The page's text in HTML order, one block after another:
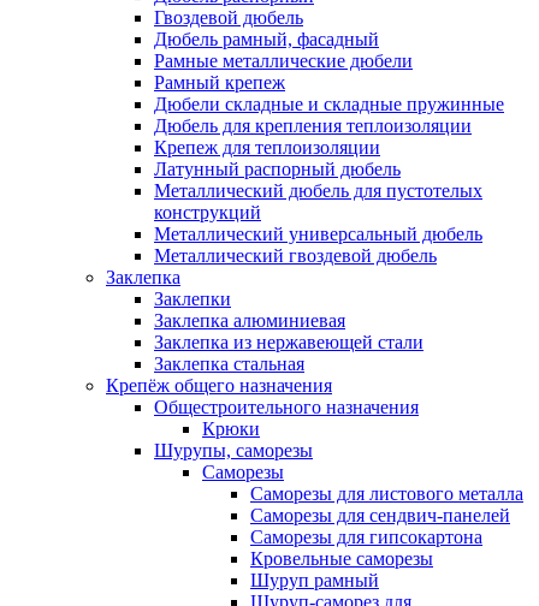
Гвоздевой дюбель
Дюбель рамный, фасадный
Рамные металлические дюбели
Рамный крепеж
Дюбели складные и складные пружинные
Дюбель для крепления теплоизоляции
Крепеж для теплоизоляции
Латунный распорный дюбель
Металлический дюбель для пустотелых
конструкций
Металлический универсальный дюбель
Металлический гвоздевой дюбель
Заклепка
Заклепки
Заклепка алюминиевая
Заклепка из нержавеющей стали
Заклепка стальная
Крепёж общего назначения
Общестроительного назначения
Крюки
Шурупы, саморезы
Саморезы
Саморезы для листового металла
Саморезы для сендвич-панелей
Саморезы для гипсокартона
Кровельные саморезы
Шуруп рамный
Шуруп-саморез для